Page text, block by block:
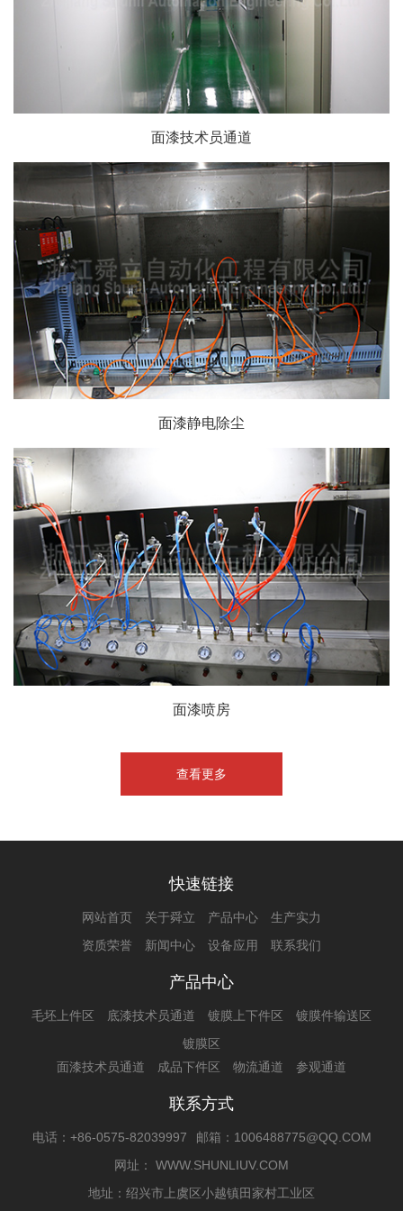
面漆技术员通道
面漆静电除尘
面漆喷房
查看更多
快速链接
网站首页 关于舜立 产品中心
生产实力
资质荣誉
新闻中心 设备应用 联系我们
产品中心
毛坯上件区 底漆技术员通道 镀膜上下件区
镀膜件输送区
镀膜区
面漆技术员通道
成品下件区 物流通道 参观通道
联系方式
电话：+86-0575-82039997
邮箱：1006488775@QQ.COM
网址： WWW.SHUNLIUV.COM
地址：绍兴市上虞区小越镇田家村工业区